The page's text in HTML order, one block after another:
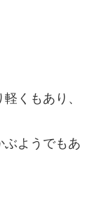
くもあり、
ぶようでもあ